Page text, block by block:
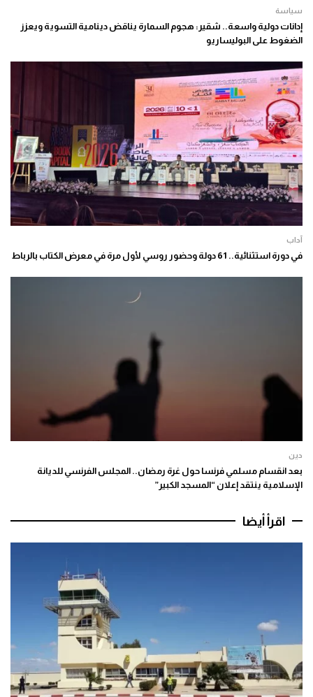
سياسة
إدانات دولية واسعة.. شقير: هجوم السمارة يناقض دينامية التسوية ويعزز
الضغوط على البوليساريو
آداب
في دورة استثنائية.. 61 دولة وحضور روسي لأول مرة في معرض الكتاب بالرباط
دين
بعد انقسام مسلمي فرنسا حول غرة رمضان.. المجلس الفرنسي للديانة
الإسلامية ينتقد إعلان “المسجد الكبير”
اقرأ أيضا